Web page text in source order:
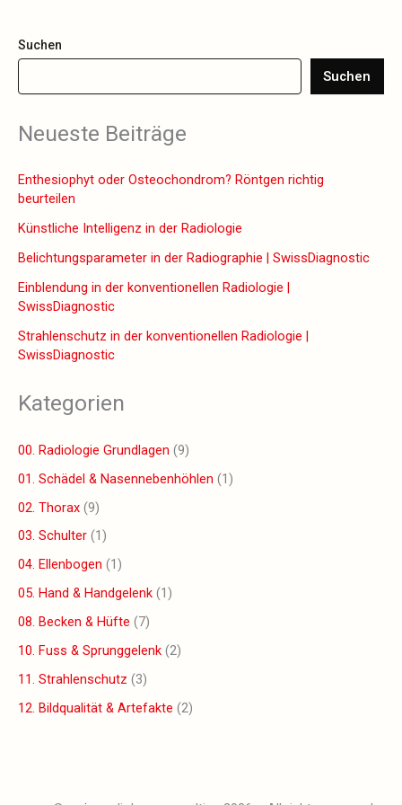
Suchen
Suchen
Neueste Beiträge
Enthesiophyt oder Osteochondrom? Röntgen richtig
beurteilen
Künstliche Intelligenz in der Radiologie
Belichtungsparameter in der Radiographie | SwissDiagnostic
Einblendung in der konventionellen Radiologie |
SwissDiagnostic
Strahlenschutz in der konventionellen Radiologie |
SwissDiagnostic
Kategorien
00. Radiologie Grundlagen (9)
01. Schädel & Nasennebenhöhlen (1)
02. Thorax (9)
03. Schulter (1)
04. Ellenbogen (1)
05. Hand & Handgelenk (1)
08. Becken & Hüfte (7)
10. Fuss & Sprunggelenk (2)
11. Strahlenschutz (3)
12. Bildqualität & Artefakte (2)